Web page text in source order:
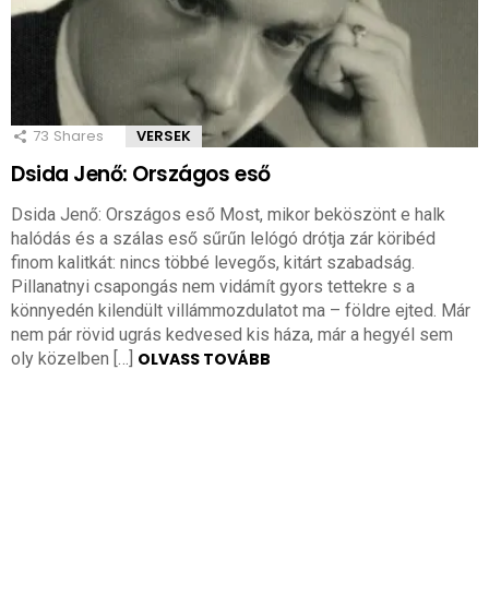
73 Shares VERSEK
Dsida Jenő: Országos eső
Dsida Jenő: Országos eső Most, mikor beköszönt e halk
halódás és a szálas eső sűrűn lelógó drótja zár köribéd
finom kalitkát: nincs többé levegős, kitárt szabadság.
Pillanatnyi csapongás nem vidámít gyors tettekre s a
könnyedén kilendült villámmozdulatot ma – földre ejted. Már
nem pár rövid ugrás kedvesed kis háza, már a hegyél sem
oly közelben […] OLVASS TOVÁBB